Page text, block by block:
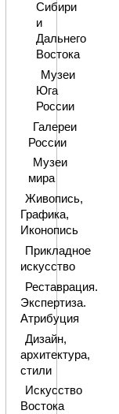
Сибири
и
Дальнего
Востока
Музеи
Юга
России
Галереи
России
Музеи
мира
Живопись,
Графика,
Иконопись
Прикладное
искусство
Реставрация.
Экспертиза.
Атрибуция
Дизайн,
архитектура,
стили
Искусство
Востока